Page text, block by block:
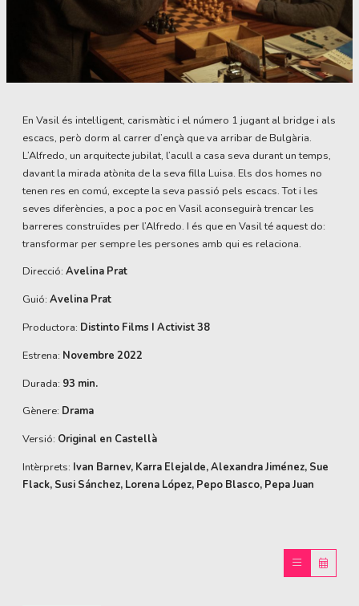
En Vasil és intel·ligent, carismàtic i el número 1 jugant al bridge i als
escacs, però dorm al carrer d’ençà que va arribar de Bulgària.
L’Alfredo, un arquitecte jubilat, l’acull a casa seva durant un temps,
davant la mirada atònita de la seva filla Luisa. Els dos homes no
tenen res en comú, excepte la seva passió pels escacs. Tot i les
seves diferències, a poc a poc en Vasil aconseguirà trencar les
barreres construïdes per l’Alfredo. I és que en Vasil té aquest do:
transformar per sempre les persones amb qui es relaciona.
Direcció: Avelina Prat
Guió: Avelina Prat
Productora: Distinto Films I Activist 38
Estrena: Novembre 2022
Durada: 93 min.
Gènere: Drama
Versió: Original en Castellà
Intèrprets: Ivan Barnev, Karra Elejalde, Alexandra Jiménez, Sue
Flack, Susi Sánchez, Lorena López, Pepo Blasco, Pepa Juan